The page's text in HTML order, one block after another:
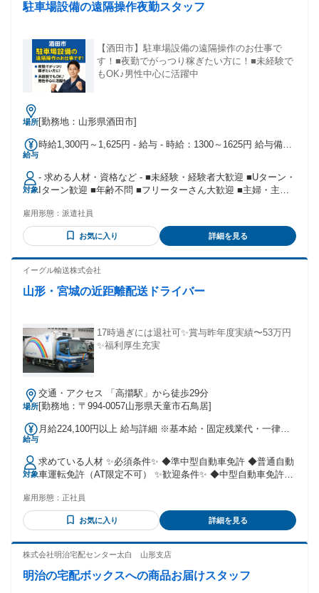
駐車場設備の遠隔操作夜勤スタッフ
【酒田市】駐車場設備の遠隔操作のお仕事で
す！■夜勤でがっつり稼ぎたい方に！■未経験で
もOK♪男性中心に活躍中
場所[勤務地：山形県酒田市]
給与
時給1,300円～1,625円 - 給与 - 時給：1300～1625円 給与備
間＋交通費1万3000円（上限額）＝月収24万7650円※交通費
規定支給(上限月1万3000円迄)※22:00-翌5:00 の時給が1,625円
※週払いOK,高収入
対象
- 求める人材・資格など - ■未経験・経験者大歓迎 ■Uターン・
Iターン歓迎 ■年齢不問 ■フリーターさん大歓迎 ■主婦・主夫
雇用形態： 派遣社員
お気に入り 詳細を見る
イーグル輸送株式会社
山形・宮城の近距離配送ドライバー
17時過ぎには退社可✨賞与昨年度実績〜53万円
✨福利厚生充実
場所
交通・アクセス 「高擶駅」から徒歩29分
[勤務地：〒994-0057山形県天童市石鳥居]
給与
月給224,100円以上 給与詳細 ※基本給・固定残業代・一律手
月あたり3万9700円（固定残業時間：1ヶ月あたり18時間） 固
定残業時間を超えた勤務時間については別途残業代を支給す
る 【一律手当】 全員に一律で支払われる通勤・皆勤・家族手
当金額：なし 全員に一律で支払われるその他手当金額：あり
ター手当：4万1400円 ■賞与あり 《昨年度実績》 ◆地場チャ
ーター便担当 47万4000円～53万4000円 ◆産廃回収担当 33万
8000円～35万7000円
対象
求めている人材 ✨必須条件✨ ◆準中型自動車免許 ◆普通自動
車運転免許（AT限定不可） ✨歓迎条件✨ ◆中型自動車免許あ
雇用形態： 正社員
お気に入り 詳細を見る
株式会社明治宅配センター太白 山形支店
明治の宅配ボックスへの商品お届けスタッフ